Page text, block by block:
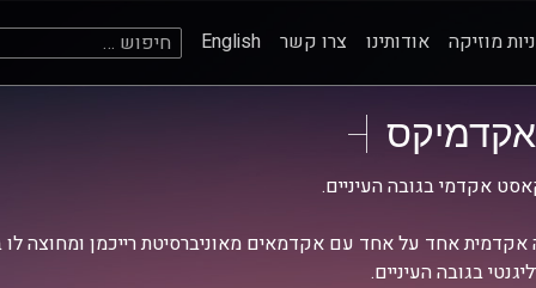
מוזיקה אודותינו צרו קשר English חיפוש:
אקדמיקס
אקדמי בגובה העיניים.
אקדמית אחד על אחד עם אקדמאים מאוניברסיטת רייכמן ומחוצה לו
בגובה העיניים.